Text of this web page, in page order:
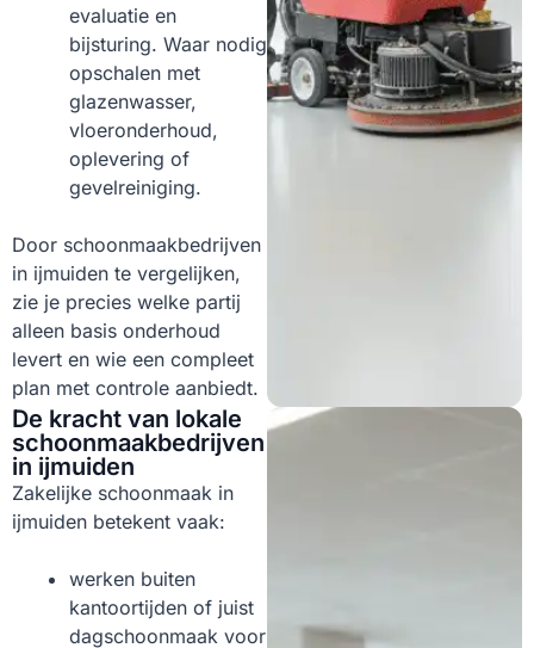
evaluatie en
bijsturing. Waar nodig
opschalen met
glazenwasser,
vloeronderhoud,
oplevering of
gevelreiniging.
Door schoonmaakbedrijven
in ijmuiden te vergelijken,
zie je precies welke partij
alleen basis onderhoud
levert en wie een compleet
plan met controle aanbiedt.
De kracht van lokale
schoonmaakbedrijven
in ijmuiden
Zakelijke schoonmaak in
ijmuiden betekent vaak:
werken buiten
kantoortijden of juist
dagschoonmaak voor